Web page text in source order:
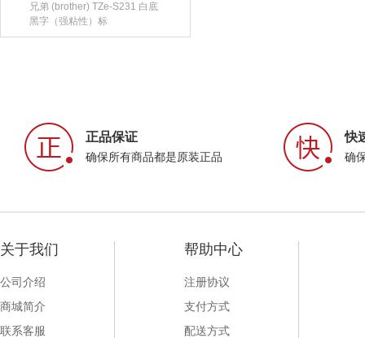
兄弟 (brother) TZe-S231 白底
黑字（强粘性）标
正品保证
确保所有商品都是原装正品
快
确
关于我们
公司介绍
商城简介
联系客服
帮助中心
注册协议
支付方式
配送方式